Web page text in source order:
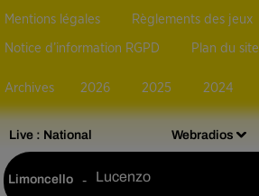
Live : National Webradios
Limoncello - Lucenzo
Mentions légales Règlements des jeux
Notice d’information RGPD Plan du site
Archives 2026 2025 2024